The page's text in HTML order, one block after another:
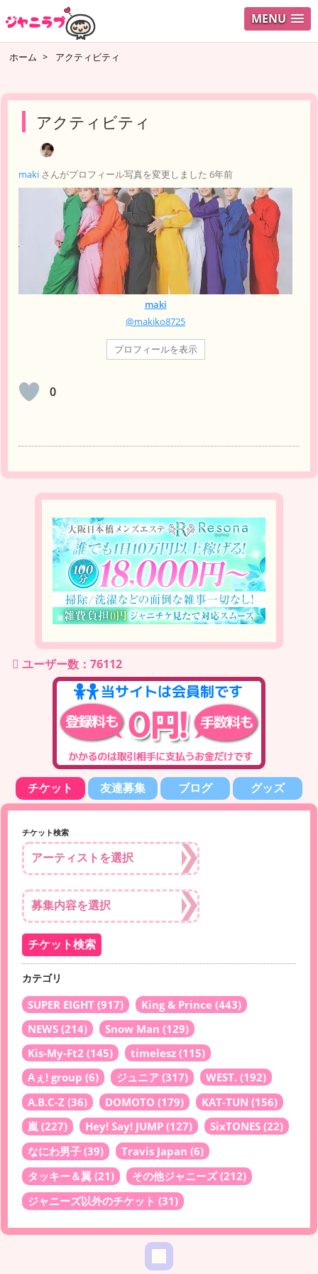
MENU ログイ
ホーム > アクティビティ
アクティビティ
maki さんがプロフィール写真を変更しました 6年前
maki
@makiko8725
プロフィールを表示
0
ユーザー数：76112
チケット 友達募集 ブログ グッズ
チケット検索
カテゴリ
SUPER EIGHT (917) King & Prince (443)
NEWS (214) Snow Man (129)
Kis-My-Ft2 (145) timelesz (115)
Aぇ! group (6) ジュニア (317) WEST. (192)
A.B.C-Z (36) DOMOTO (179) KAT-TUN (156)
嵐 (227) Hey! Say! JUMP (127) SixTONES (22)
なにわ男子 (39) Travis Japan (6)
タッキー＆翼 (21) その他ジャニーズ(212)
ジャニーズ以外のチケット (31)